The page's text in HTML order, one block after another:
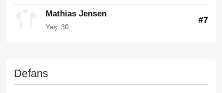
Mathias Jensen
Yaş: 30
#7
Defans